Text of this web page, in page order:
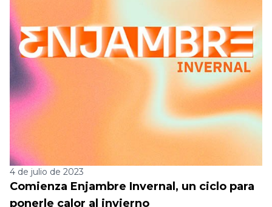
4 de julio de 2023
Comienza Enjambre Invernal, un ciclo para
ponerle calor al invierno